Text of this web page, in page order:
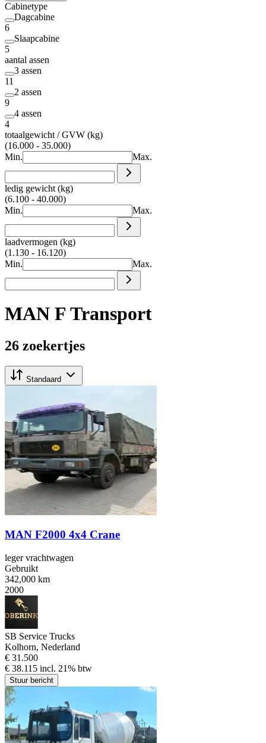
Cabinetype
Dagcabine
6
Slaapcabine
5
aantal assen
3 assen
11
2 assen
9
4 assen
4
totaalgewicht / GVW (kg)
(16.000 - 35.000)
Min.
Max.
ledig gewicht (kg)
(6.100 - 40.000)
Min.
Max.
laadvermogen (kg)
(1.130 - 16.120)
Min.
Max.
MAN F Transport
26 zoekertjes
Standaard
MAN F2000 4x4 Crane
leger vrachtwagen
Gebruikt
342,000 km
2000
SB Service Trucks
Kolhorn, Nederland
€ 31.500
€ 38.115 incl. 21% btw
Stuur bericht